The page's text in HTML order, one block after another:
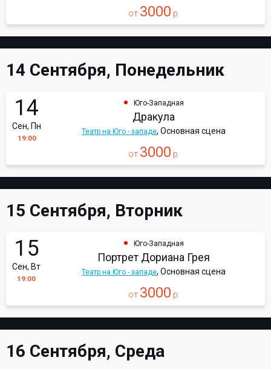
от 3000 р.
14 Сентября, Понедельник
14
Сен, Пн
19:00
Юго-Западная
Дракула
Театр на Юго - западе, Основная сцена
от 3000 р.
15 Сентября, Вторник
15
Сен, Вт
19:00
Юго-Западная
Портрет Дориана Грея
Театр на Юго - западе, Основная сцена
от 3000 р.
16 Сентября, Среда